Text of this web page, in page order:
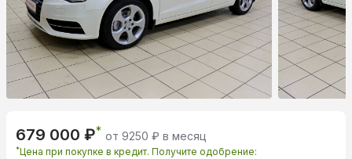
679 000 ₽* от 9250 ₽ в месяц
*Цена при покупке в кредит. Получите одобрение: